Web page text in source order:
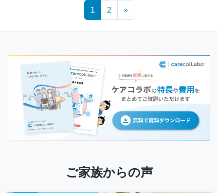
1 2 »
ご家族からの声